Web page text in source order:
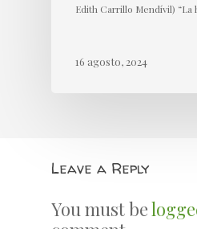
Edith Carrillo Mendívil)
16 agosto, 2024
Leave a Reply
You must be